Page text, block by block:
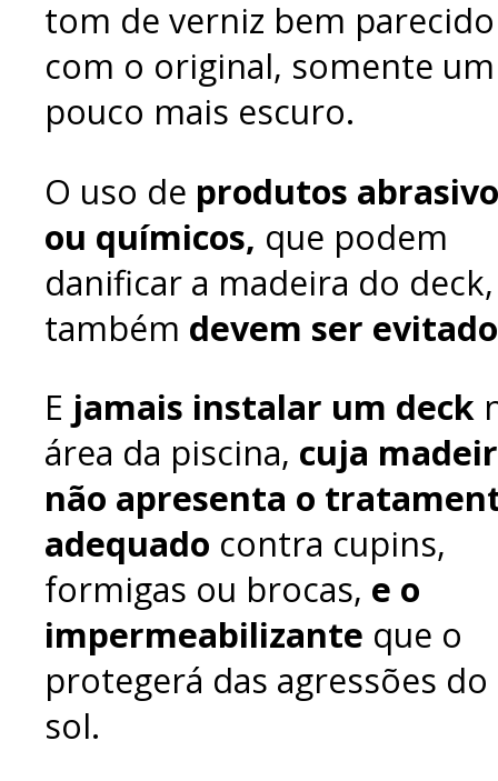
tom de verniz bem parecido
com o original, somente um
pouco mais escuro.
O uso de produtos
ou químicos, que podem
danificar a madeira do deck,
também devem ser
E jamais instalar um deck
área da piscina, cuja
não apresenta o
adequado contra cupins,
formigas ou brocas, e o
impermeabilizante que o
protegerá das agressões do
sol.